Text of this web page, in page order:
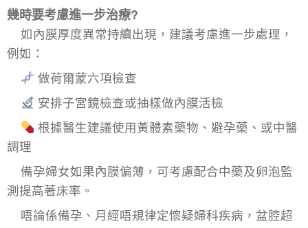
幾時要考慮進一步治療?
如內膜厚度異常持續出現，建議考慮進一步處理，
例如：
做荷爾蒙六項檢查
安排子宮鏡檢查或抽樣做內膜活檢
根據醫生建議使用黃體素藥物、避孕藥、或中醫
調理
備孕婦女如果內膜偏薄，可考慮配合中藥及卵泡監
測提高著床率。
唔論係備孕、月經唔規律定懷疑婦科疾病，盆腔超